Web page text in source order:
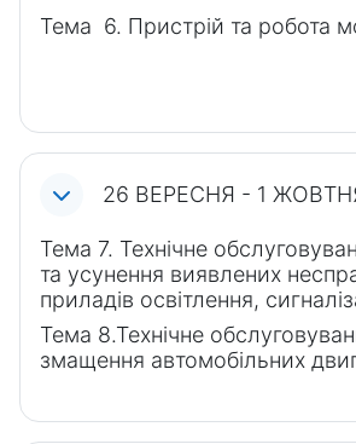
Тема 6. Пристрій та робота
26 ВЕРЕСНЯ - 1
Тема 7. Технічне
та усунення виявлених
приладів освітлення,
Тема 8.Технічне
змащення автомобільних